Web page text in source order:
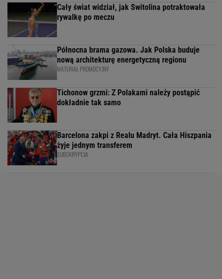
Cały świat widział, jak Switolina potraktowała
rywalkę po meczu
Północna brama gazowa. Jak Polska buduje
nową architekturę energetyczną regionu
MATERIAŁ PROMOCYJNY
Tichonow grzmi: Z Polakami należy postąpić
dokładnie tak samo
Barcelona zakpi z Realu Madryt. Cała Hiszpania
żyje jednym transferem
SUBSKRYPCJA